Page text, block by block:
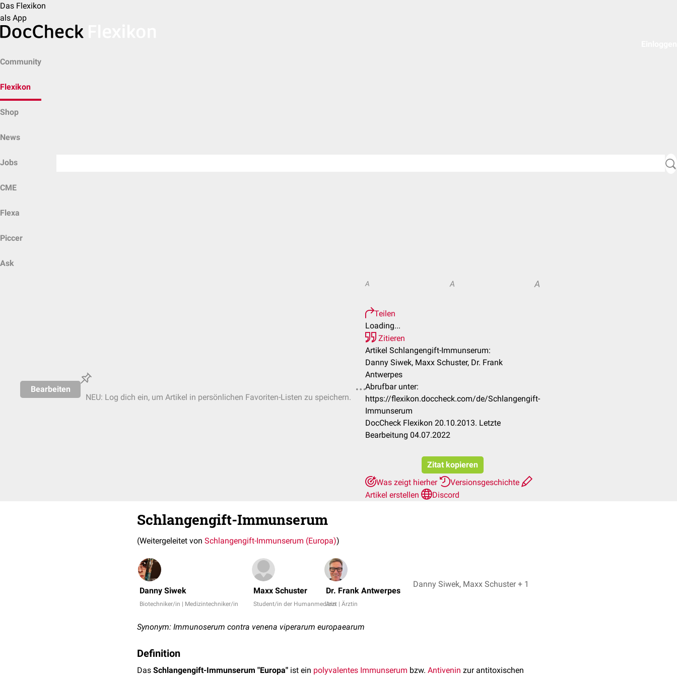
Das Flexikon
als App
Community
Flexikon
Shop
News
Jobs
CME
Flexa
Piccer
Ask
Bearbeiten
NEU: Log dich ein, um Artikel in persönlichen Favoriten-Listen zu speichern.
A A A
Teilen
Loading...
Zitieren
Artikel Schlangengift-Immunserum:
Danny Siwek, Maxx Schuster, Dr. Frank
Antwerpes
Abrufbar unter:
https://flexikon.doccheck.com/de/Schlangengift-
Immunserum
DocCheck Flexikon 20.10.2013. Letzte
Bearbeitung 04.07.2022
Zitat kopieren
Was zeigt hierher
Versionsgeschichte
Artikel erstellen
Discord
Schlangengift-Immunserum
(Weitergeleitet von Schlangengift-Immunserum (Europa))
Danny Siwek
Biotechniker/in | Medizintechniker/in
Maxx Schuster
Student/in der Humanmedizin
Dr. Frank Antwerpes
Arzt | Ärztin
Danny Siwek, Maxx Schuster + 1
Synonym: Immunoserum contra venena viperarum europaearum
Definition
Das Schlangengift-Immunserum "Europa" ist ein polyvalentes Immunserum bzw. Antivenin zur antitoxischen